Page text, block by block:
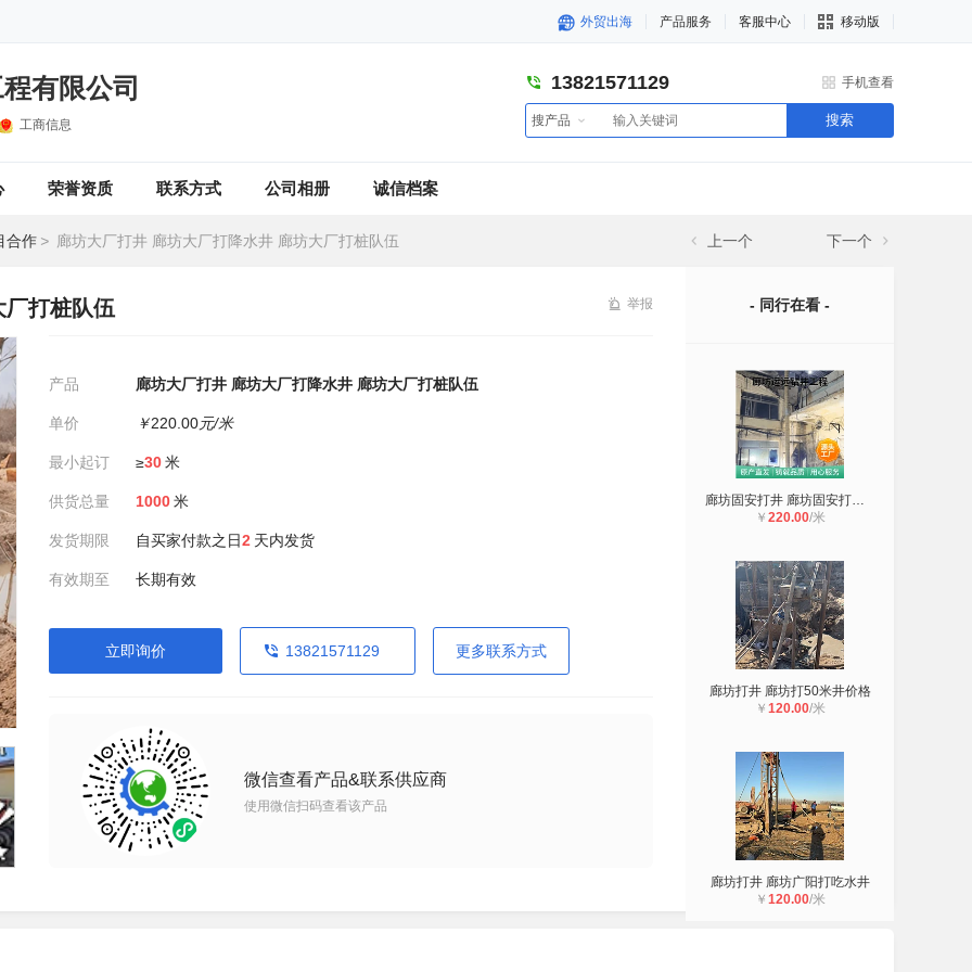
外贸出海 产品服务 客服中心 移动版
有限公司
工商信息
13821571129 手机查看
搜产品 搜索
荣誉资质 联系方式 公司相册 诚信档案
合作 > 廊坊大厂打井 廊坊大厂打降水井 廊坊大厂打桩队伍 上一个 下一个
打桩队伍 举报
产品 廊坊大厂打井 廊坊大厂打降水井 廊坊大厂打桩队伍
单价 ￥220.00元/米
最小起订 ≥30米
供货总量 1000米
发货期限 自买家付款之日2 天内发货
有效期至 长期有效
立即询价 13821571129 更多联系方式
微信查看产品&联系供应商
使用微信扫码查看该产品
- 同行在看 -
廊坊固安打井 廊坊固安打降水井 廊坊
￥ 220.00/米
廊坊打井 廊坊打50米井价格
￥ 120.00/米
廊坊打井 廊坊广阳打吃水井
￥ 120.00/米